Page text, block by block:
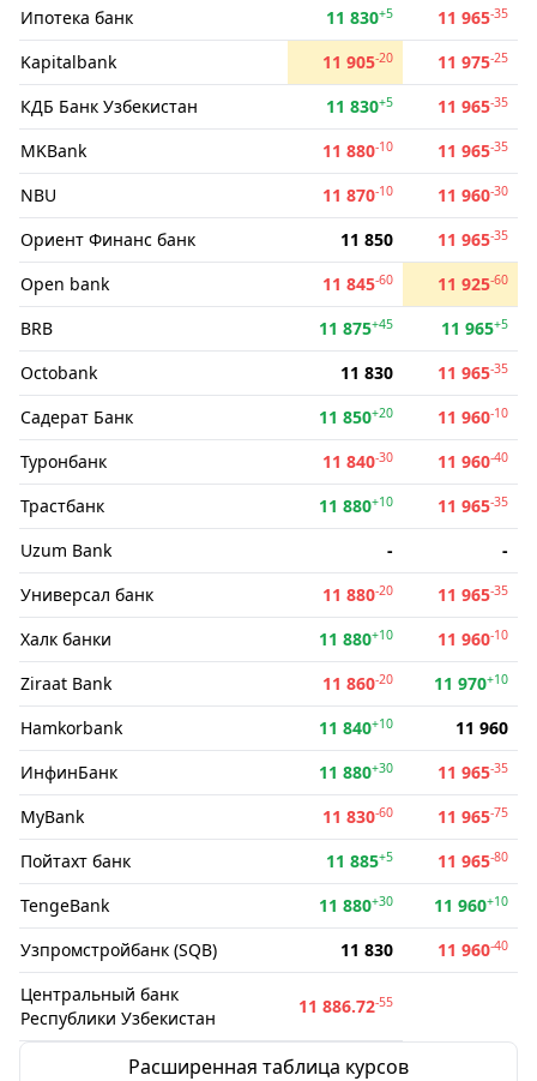
Ипотека банк 11 830+5 11 965-35
Kapitalbank 11 905-20 11 975-25
КДБ Банк Узбекистан 11 830+5 11 965-35
MKBank 11 880-10 11 965-35
NBU 11 870-10 11 960-30
Ориент Финанс банк 11 850 11 965-35
Open bank 11 845-60 11 925-60
BRB 11 875+45 11 965+5
Octobank 11 830 11 965-35
Садерат Банк 11 850+20 11 960-10
Туронбанк 11 840-30 11 960-40
Трастбанк 11 880+10 11 965-35
Uzum Bank -
-
Универсал банк
11 880-20 11 965-35
Халк банки 11 880+10 11 960-10
Ziraat Bank 11 860-20 11 970+10
Hamkorbank 11 840+10
11 960
ИнфинБанк
11 880+30 11 965-35
MyBank 11 830-60 11 965-75
Пойтахт банк 11 885+5 11 965-80
TengeBank 11 880+30 11 960+10
Узпромстройбанк (SQB) 11 830 11 960-40
Центральный банк
Республики Узбекистан
11 886.72-55
Расширенная таблица курсов